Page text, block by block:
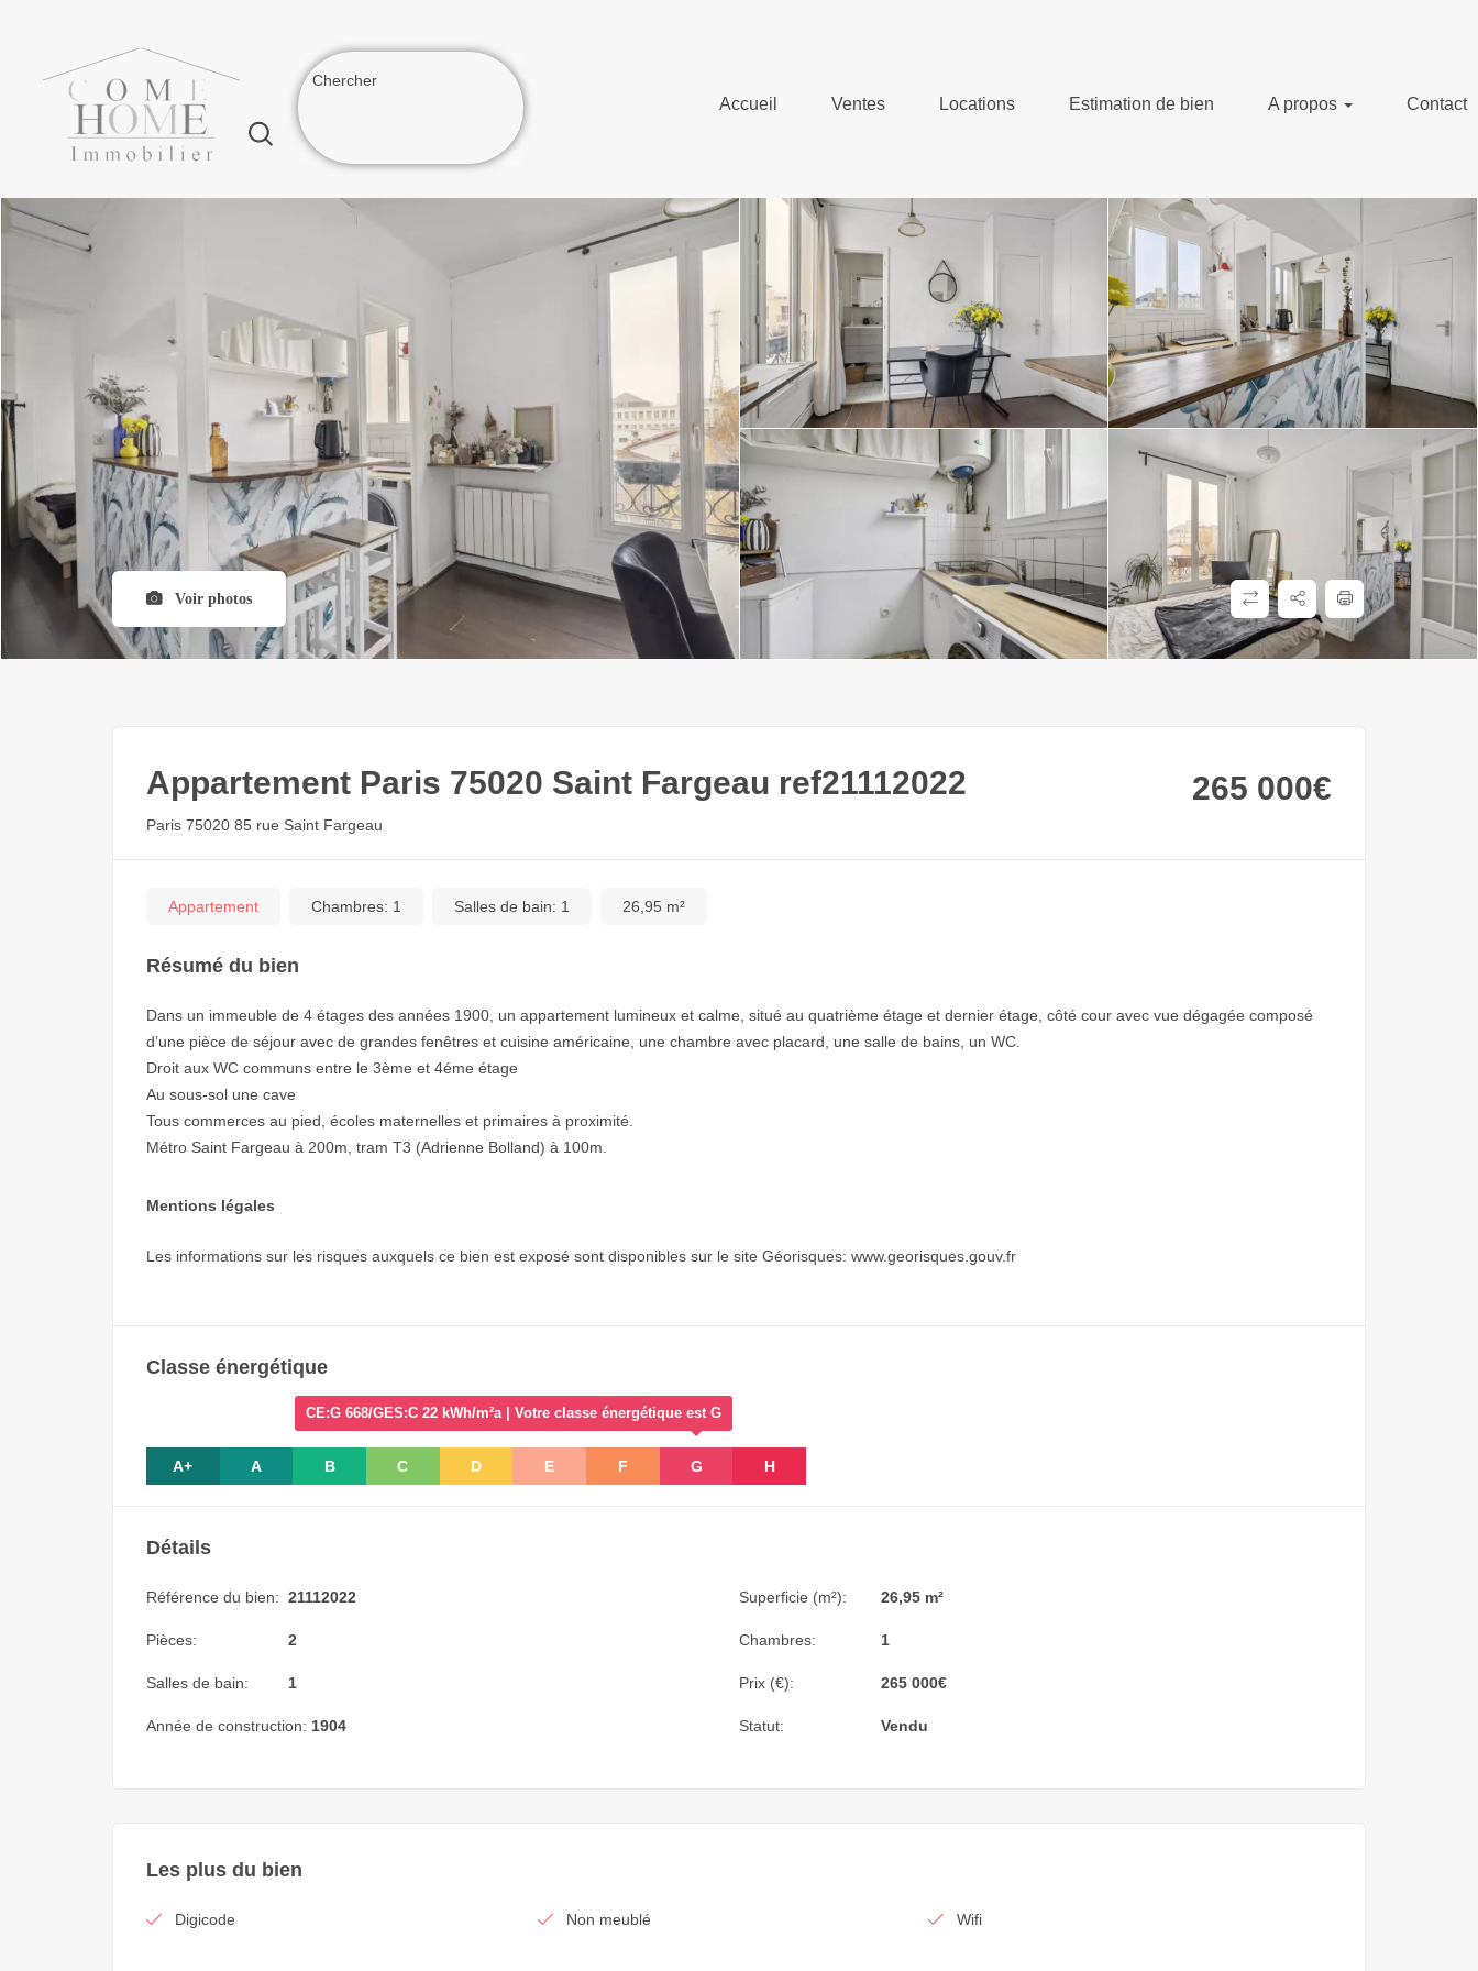
Accueil Ventes Locations Estimation de bien A propos Contact
Voir photos
Appartement Paris 75020 Saint Fargeau ref21112022
Paris 75020 85 rue Saint Fargeau
265 000€
Appartement Chambres: 1 Salles de bain: 1 26,95 m²
Résumé du bien
Dans un immeuble de 4 étages des années 1900, un appartement lumineux et calme, situé au quatrième étage et dernier étage, côté cour avec vue dégagée composé
d’une pièce de séjour avec de grandes fenêtres et cuisine américaine, une chambre avec placard, une salle de bains, un WC.
Droit aux WC communs entre le 3ème et 4éme étage
Au sous-sol une cave
Tous commerces au pied, écoles maternelles et primaires à proximité.
Métro Saint Fargeau à 200m, tram T3 (Adrienne Bolland) à 100m.
Mentions légales
Les informations sur les risques auxquels ce bien est exposé sont disponibles sur le site Géorisques: www.georisques.gouv.fr
Classe énergétique
A+ A B C D E F G
CE:G 668/GES:C 22 kWh/m²a | Votre classe énergétique est G
H
Détails
Référence du bien: 21112022 Superficie (m²): 26,95 m²
Pièces: 2 Chambres: 1
Salles de bain: 1 Prix (€): 265 000€
Année de construction: 1904 Statut: Vendu
Les plus du bien
Digicode Non meublé Wifi